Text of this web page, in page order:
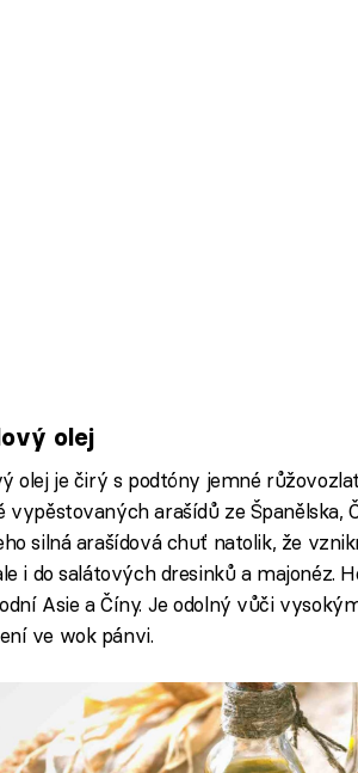
olej
olej je čirý s podtóny jemné
vypěstovaných arašídů ze Španělska,
silná arašídová chuť natolik, že
i do salátových dresinků a majonéz.
Asie a Číny. Je odolný vůči
ve wok pánvi.